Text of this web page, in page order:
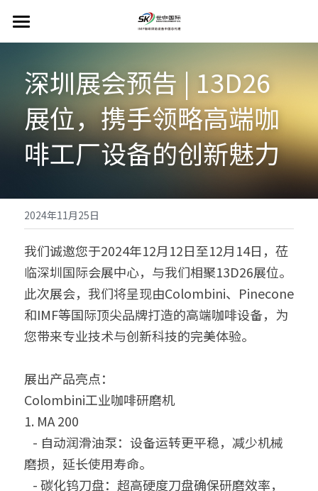
首页
IMF咖啡烘焙机
IMF品牌介绍
工业用烘焙机
Scott Rao推荐
工厂规划设计
工厂设计规划
咖啡熟豆储存与传输系统
咖啡研磨粉储存和传输系统
工业和商业咖啡研磨机
烘焙管理软件
设备的维修、保养
PINECONE咖啡研磨机
PINECONE咖啡研磨机
Colombini产品
售后服务
新闻动态
联系我们
深圳展会预告 | 13D26
展位，携手领略高端咖
啡工厂设备的创新魅力
2024年11月25日
我们诚邀您于2024年12月12日至12月14日，莅
临深圳国际会展中心，与我们相聚13D26展位。
此次展会，我们将呈现由Colombini、Pinecone
和IMF等国际顶尖品牌打造的高端咖啡设备，为
您带来专业技术与创新科技的完美体验。
展出产品亮点：
Colombini工业咖啡研磨机
1. MA 200
磨损，延长使用寿命。